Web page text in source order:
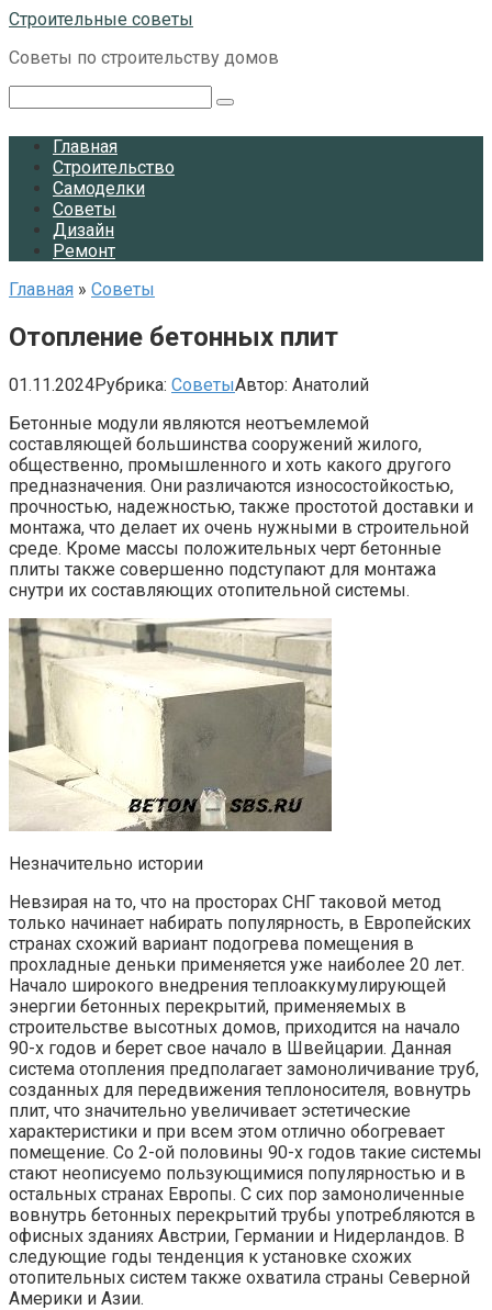
Перейти
контенту
Строительные советы
Советы по строительству домов
Главная
Строительство
Самоделки
Советы
Дизайн
Ремонт
Главная » Советы
Отопление бетонных плит
01.11.2024Рубрика: СоветыАвтор: Анатолий
Бетонные модули являются неотъемлемой
составляющей большинства сооружений жилого,
общественно, промышленного и хоть какого другого
предназначения. Они различаются износостойкостью,
прочностью, надежностью, также простотой доставки и
монтажа, что делает их очень нужными в строительной
среде. Кроме массы положительных черт бетонные
плиты также совершенно подступают для монтажа
снутри их составляющих отопительной системы.
Незначительно истории
Невзирая на то, что на просторах СНГ таковой метод
только начинает набирать популярность, в Европейских
странах схожий вариант подогрева помещения в
прохладные деньки применяется уже наиболее 20 лет.
Начало широкого внедрения теплоаккумулирующей
энергии бетонных перекрытий, применяемых в
строительстве высотных домов, приходится на начало
90-х годов и берет свое начало в Швейцарии. Данная
система отопления предполагает замоноличивание труб,
созданных для передвижения теплоносителя, вовнутрь
плит, что значительно увеличивает эстетические
характеристики и при всем этом отлично обогревает
помещение. Со 2-ой половины 90-х годов такие системы
стают неописуемо пользующимися популярностью и в
остальных странах Европы. С сих пор замоноличенные
вовнутрь бетонных перекрытий трубы употребляются в
офисных зданиях Австрии, Германии и Нидерландов. В
следующие годы тенденция к установке схожих
отопительных систем также охватила страны Северной
Америки и Азии.